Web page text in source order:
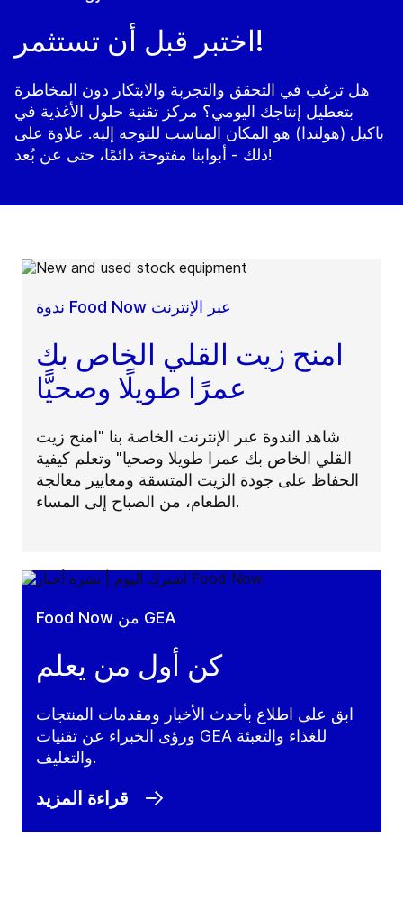
اختبر قبل أن تستثمر!
هل ترغب في التحقق والتجربة والابتكار دون المخاطرة
بتعطيل إنتاجك اليومي؟ مركز تقنية حلول الأغذية في
باكيل (هولندا) هو المكان المناسب للتوجه إليه. علاوة على
ذلك - أبوابنا مفتوحة دائمًا، حتى عن بُعد!
ندوة Food Now عبر الإنترنت
امنح زيت القلي الخاص بك
عمرًا طويلًا وصحيًّا
شاهد الندوة عبر الإنترنت الخاصة بنا "امنح زيت
القلي الخاص بك عمرا طويلا وصحيا" وتعلم كيفية
الحفاظ على جودة الزيت المتسقة ومعايير معالجة
الطعام، من الصباح إلى المساء.
Food Now من GEA
كن أول من يعلم
ابق على اطلاع بأحدث الأخبار ومقدمات المنتجات
ورؤى الخبراء عن تقنيات GEA للغذاء والتعبئة
والتغليف.
قراءة المزيد